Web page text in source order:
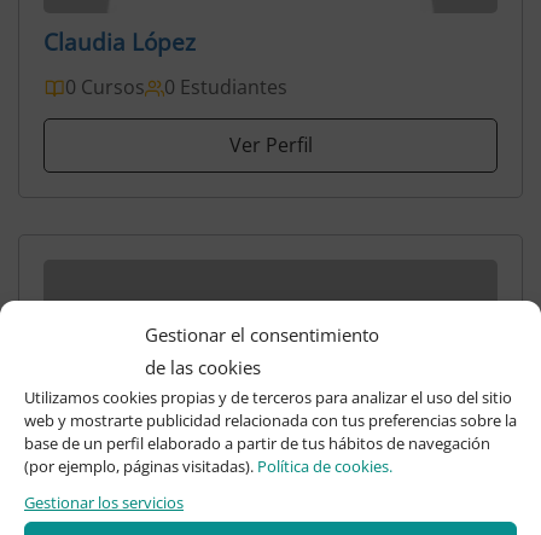
Gestionar el consentimiento
de las cookies
Utilizamos cookies propias y de terceros para analizar el uso del sitio
web y mostrarte publicidad relacionada con tus preferencias sobre la
base de un perfil elaborado a partir de tus hábitos de navegación
(por ejemplo, páginas visitadas). Política de cookies.
Gestionar los servicios
Claudia López
0 Cursos 0 Estudiantes
Ver Perfil